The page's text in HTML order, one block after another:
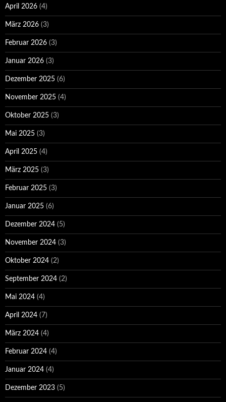
April 2026 (4)
März 2026 (3)
Februar 2026 (3)
Januar 2026 (3)
Dezember 2025 (6)
November 2025 (4)
Oktober 2025 (3)
Mai 2025 (3)
April 2025 (4)
März 2025 (3)
Februar 2025 (3)
Januar 2025 (6)
Dezember 2024 (5)
November 2024 (3)
Oktober 2024 (2)
September 2024 (2)
Mai 2024 (4)
April 2024 (7)
März 2024 (4)
Februar 2024 (4)
Januar 2024 (4)
Dezember 2023 (5)